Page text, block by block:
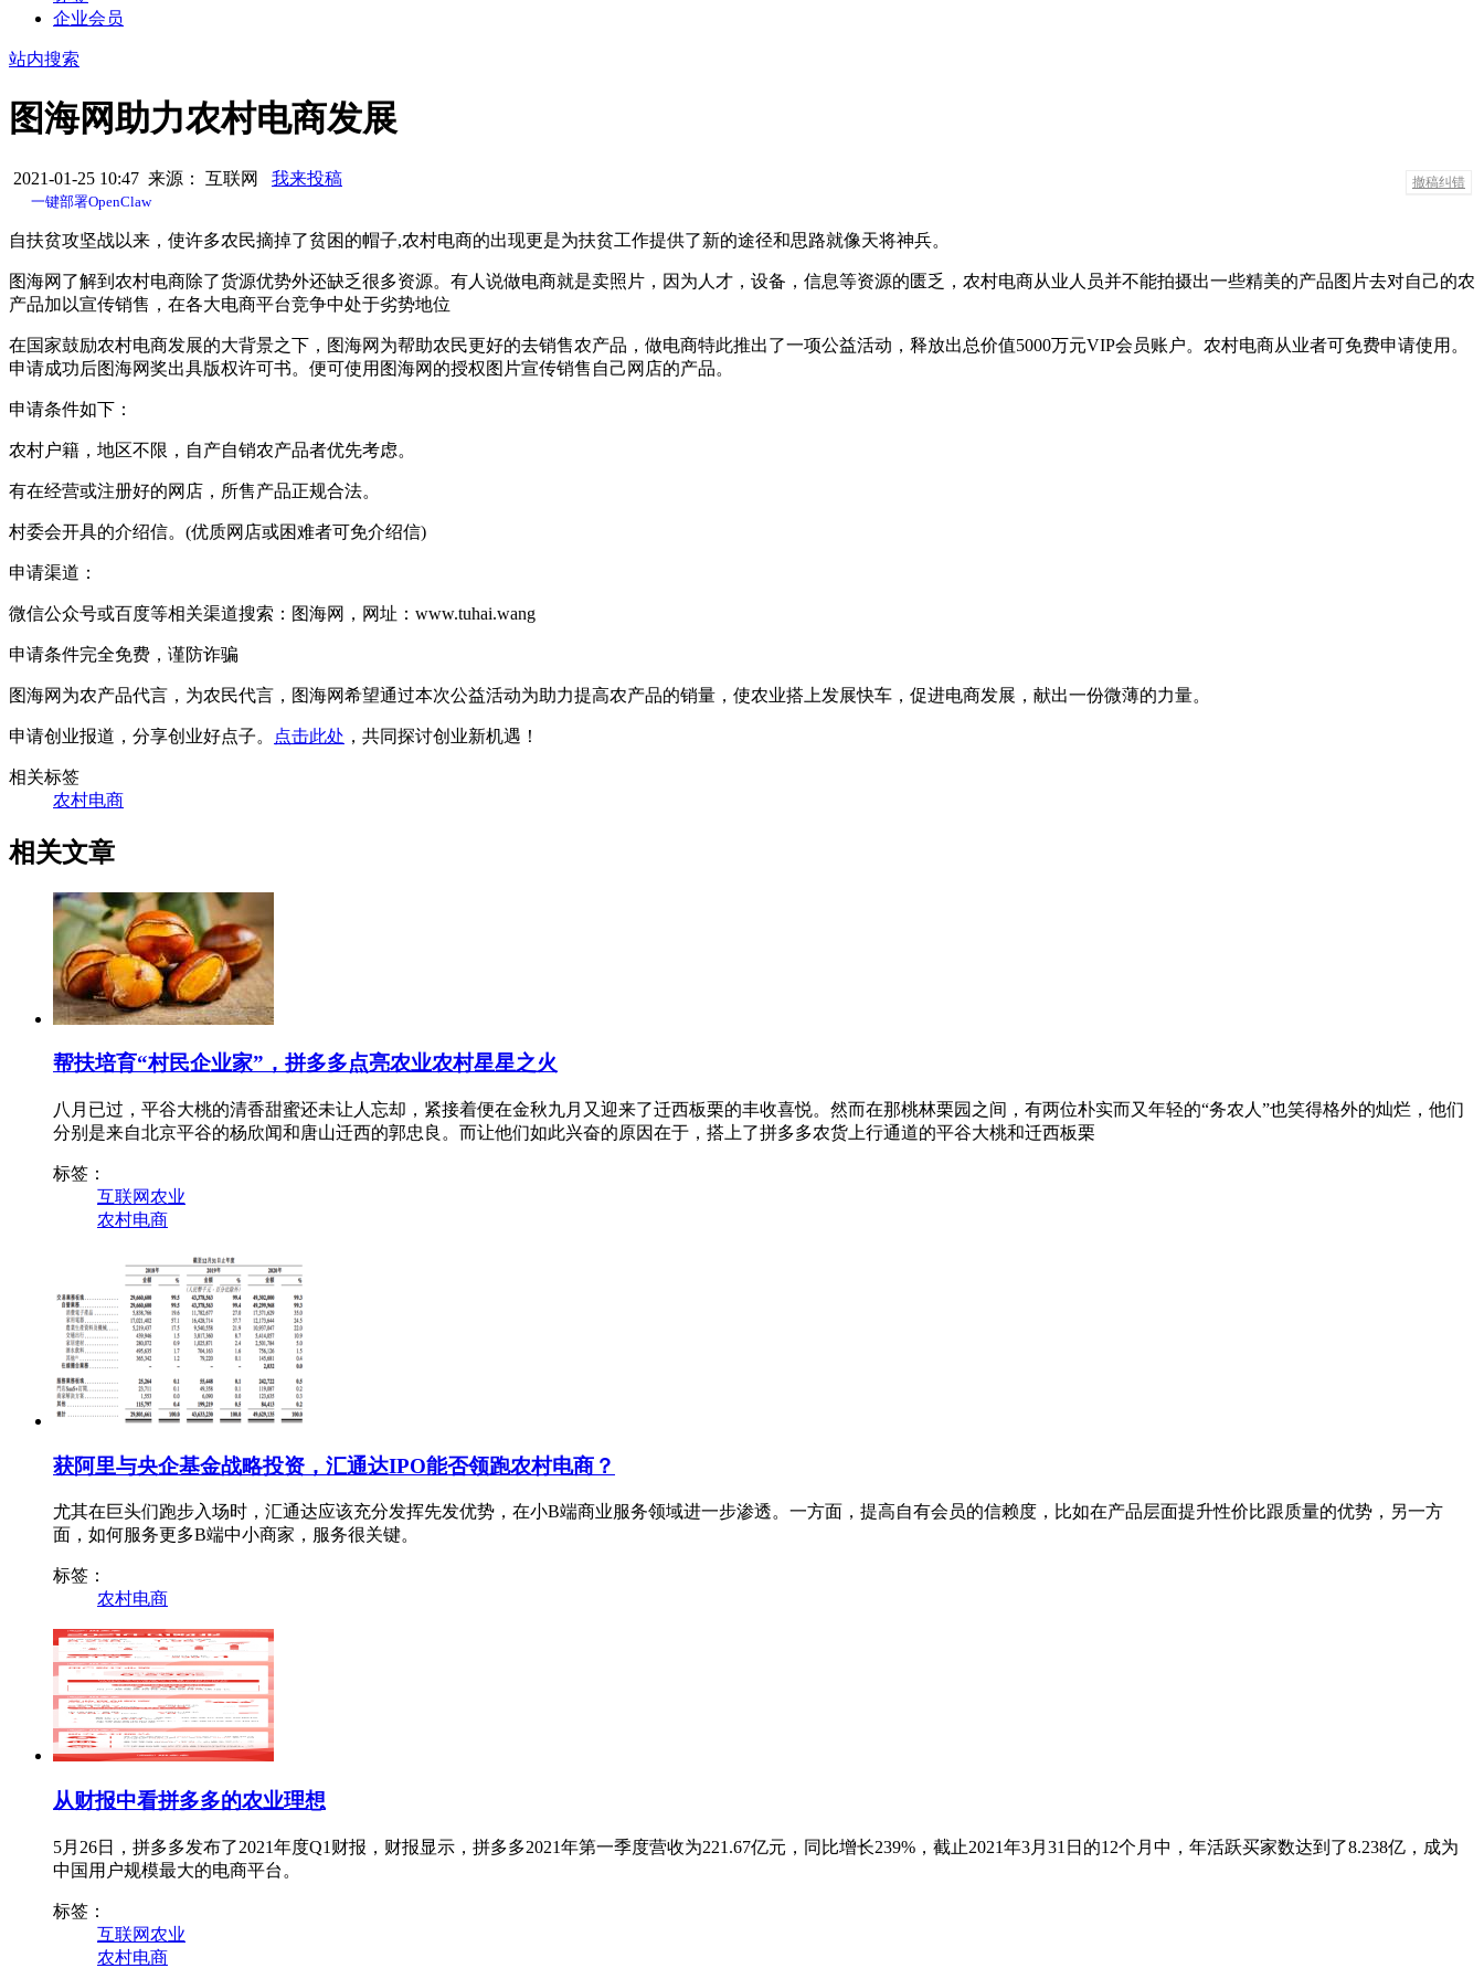
企业会员
站内搜索
图海网助力农村电商发展
2021-01-25 10:47 来源： 互联网 我来投稿 撤稿纠错
一键部署OpenClaw
自扶贫攻坚战以来，使许多农民摘掉了贫困的帽子,农村电商的出现更是为扶贫工作提供了新的途径和思路就像天将神兵。
图海网了解到农村电商除了货源优势外还缺乏很多资源。有人说做电商就是卖照片，因为人才，设备，信息等资源的匮乏，农村电商从业人员并不能拍摄出一些精美的产品图片去对自己的农
产品加以宣传销售，在各大电商平台竞争中处于劣势地位
在国家鼓励农村电商发展的大背景之下，图海网为帮助农民更好的去销售农产品，做电商特此推出了一项公益活动，释放出总价值5000万元VIP会员账户。农村电商从业者可免费申请使用。
申请成功后图海网奖出具版权许可书。便可使用图海网的授权图片宣传销售自己网店的产品。
申请条件如下：
农村户籍，地区不限，自产自销农产品者优先考虑。
有在经营或注册好的网店，所售产品正规合法。
村委会开具的介绍信。(优质网店或困难者可免介绍信)
申请渠道：
微信公众号或百度等相关渠道搜索：图海网，网址：www.tuhai.wang
申请条件完全免费，谨防诈骗
图海网为农产品代言，为农民代言，图海网希望通过本次公益活动为助力提高农产品的销量，使农业搭上发展快车，促进电商发展，献出一份微薄的力量。
申请创业报道，分享创业好点子。 点击此处 ，共同探讨创业新机遇！
相关标签
农村电商
相关文章
帮扶培育“村民企业家”，拼多多点亮农业农村星星之火
八月已过，平谷大桃的清香甜蜜还未让人忘却，紧接着便在金秋九月又迎来了迁西板栗的丰收喜悦。然而在那桃林栗园之间，有两位朴实而又年轻的“务农人”也笑得格外的灿烂，他们
分别是来自北京平谷的杨欣闻和唐山迁西的郭忠良。而让他们如此兴奋的原因在于，搭上了拼多多农货上行通道的平谷大桃和迁西板栗
标签：
互联网农业
农村电商
获阿里与央企基金战略投资，汇通达IPO能否领跑农村电商？
尤其在巨头们跑步入场时，汇通达应该充分发挥先发优势，在小B端商业服务领域进一步渗透。一方面，提高自有会员的信赖度，比如在产品层面提升性价比跟质量的优势，另一方
面，如何服务更多B端中小商家，服务很关键。
标签：
农村电商
从财报中看拼多多的农业理想
5月26日，拼多多发布了2021年度Q1财报，财报显示，拼多多2021年第一季度营收为221.67亿元，同比增长239%，截止2021年3月31日的12个月中，年活跃买家数达到了8.238亿，成为
中国用户规模最大的电商平台。
标签：
互联网农业
农村电商